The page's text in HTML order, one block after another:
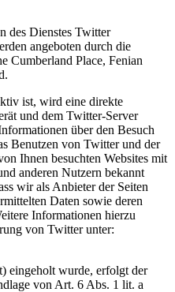
des Dienstes Twitter
angeboten durch die
Cumberland Place, Fenian
ist, wird eine direkte
und dem Twitter-Server
über den Besuch
Benutzen von Twitter und der
Ihnen besuchten Websites mit
anderen Nutzern bekannt
wir als Anbieter der Seiten
Daten sowie deren
Informationen hierzu
von Twitter unter:
eingeholt wurde, erfolgt der
von Art. 6 Abs. 1 lit. a